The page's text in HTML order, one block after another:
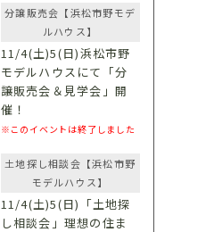
分譲販売会【浜松市野モデ
ルハウス】
11/4(土)5(日)浜松市野
モデルハウスにて「分
譲販売会＆見学会」開
催！
※このイベントは終了しました
土地探し相談会【浜松市野
モデルハウス】
11/4(土)5(日)「土地探
し相談会」理想の住ま